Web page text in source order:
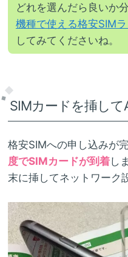
どれを選んだら良いか
機種で使える格安SIM
してみてくださいね。
SIMカードを挿して
格安SIMへの申し込みが
度でSIMカードが到着し
末に挿してネットワーク